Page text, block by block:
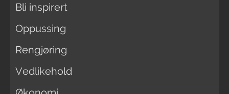
Bli inspirert
Oppussing
Rengjøring
Vedlikehold